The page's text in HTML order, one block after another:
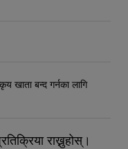
खाता बन्द गर्नका लागि
राख्नुहोस्।